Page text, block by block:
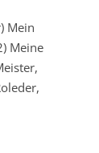
Mein
Meine